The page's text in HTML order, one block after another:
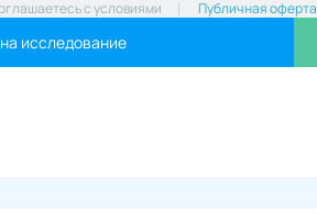
с условиями Публичная оферта
исследование